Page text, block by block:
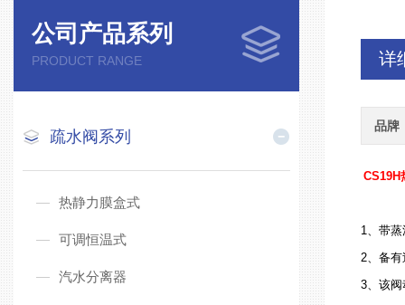
公司产品系列
PRODUCT RANGE
疏水阀系列
热静力膜盒式
可调恒温式
汽水分离器
详
品牌
CS19H
1、带
2、备
3、该